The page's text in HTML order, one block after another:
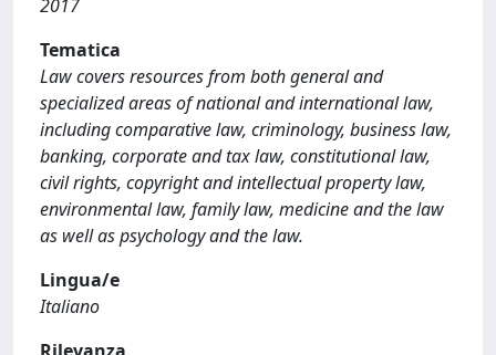
2017
Tematica
Law covers resources from both general and
specialized areas of national and international law,
including comparative law, criminology, business law,
banking, corporate and tax law, constitutional law,
civil rights, copyright and intellectual property law,
environmental law, family law, medicine and the law
as well as psychology and the law.
Lingua/e
Italiano